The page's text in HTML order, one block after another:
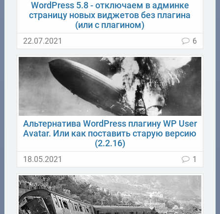
WordPress 5.8 - отключаем в админке
страницу новых виджетов без плагина
(или с плагином)
22.07.2021 6
Альтернатива WordPress плагину WP User
Avatar. Или как поставить старую версию
(2.2.16)
18.05.2021 1